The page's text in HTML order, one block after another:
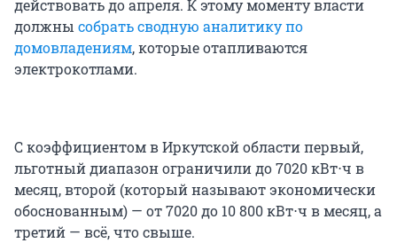
действовать до апреля. К этому моменту власти
должны собрать сводную аналитику по
домовладениям, которые отапливаются
электрокотлами.
С коэффициентом в Иркутской области первый,
льготный диапазон ограничили до 7020 кВт⋅ч в
месяц, второй (который называют экономически
обоснованным) — от 7020 до 10 800 кВт⋅ч в месяц, а
третий — всё, что свыше.